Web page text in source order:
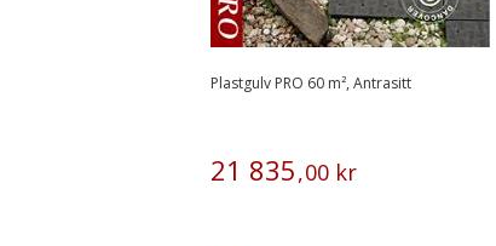
Plastgulv PRO 60 m², Antrasitt
21 835,00 kr